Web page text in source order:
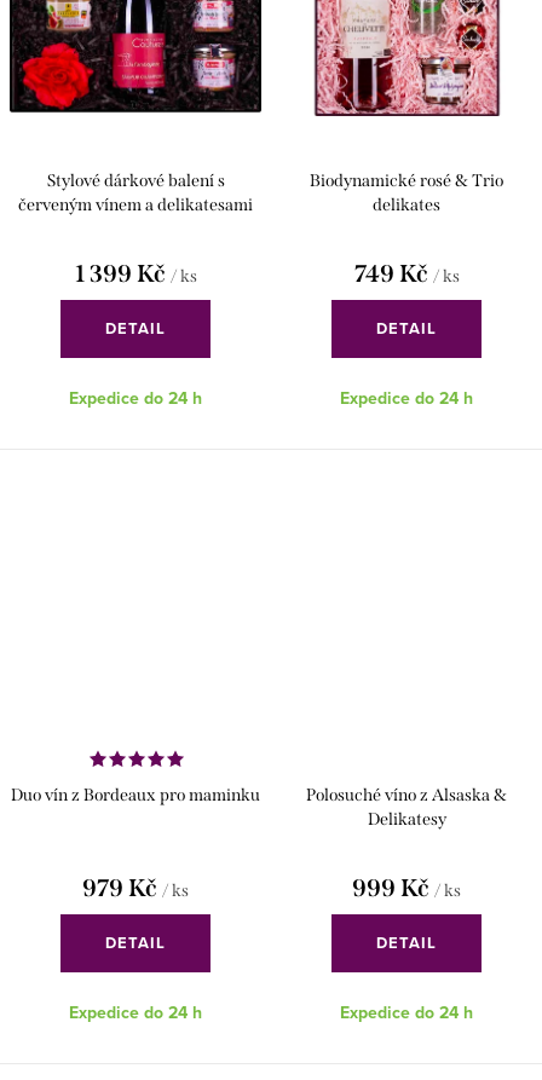
Stylové dárkové balení s
červeným vínem a delikatesami
1 399 Kč / ks
DETAIL
Expedice do 24 h
Biodynamické rosé & Trio
delikates
749 Kč / ks
DETAIL
Expedice do 24 h
Duo vín z Bordeaux pro maminku
979 Kč / ks
DETAIL
Expedice do 24 h
Polosuché víno z Alsaska &
Delikatesy
999 Kč / ks
DETAIL
Expedice do 24 h